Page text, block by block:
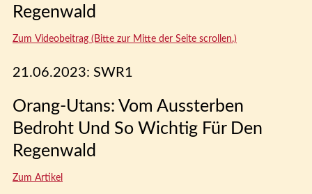
Regenwald
Zum Videobeitrag (Bitte zur Mitte der Seite scrollen.)
21.06.2023: SWR1
Orang-Utans: Vom Aussterben
Bedroht Und So Wichtig Für Den
Regenwald
Zum Artikel